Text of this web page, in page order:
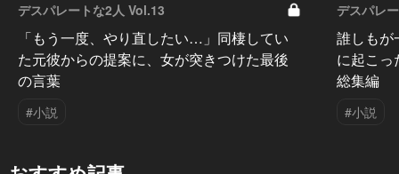
デスパレートな2人 Vol.13
「もう一度、やり直したい…」同棲してい
た元彼からの提案に、女が突きつけた最後
の言葉
#小説
デスパレ
誰しもが
に起こ
総集編
#小説